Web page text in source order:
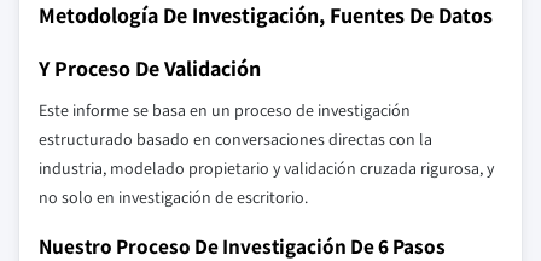
Metodología De Investigación, Fuentes De Datos
Y Proceso De Validación
Este informe se basa en un proceso de investigación
estructurado basado en conversaciones directas con la
industria, modelado propietario y validación cruzada rigurosa, y
no solo en investigación de escritorio.
Nuestro Proceso De Investigación De 6 Pasos